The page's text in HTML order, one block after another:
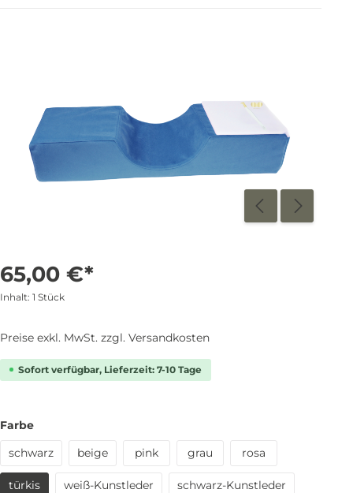
65,00 €*
Inhalt: 1 Stück
Preise exkl. MwSt. zzgl. Versandkosten
Sofort verfügbar, Lieferzeit: 7-10 Tage
Farbe
schwarz
beige pink grau rosa
türkis weiß-Kunstleder schwarz-Kunstleder